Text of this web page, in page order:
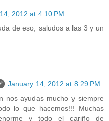
2012 at 4:10 PM
de eso, saludos a las 3 y un
January 14, 2012 at 8:29 PM
nos ayudas mucho y siempre
lo que hacemos!!! Muchas
y todo el cariño de